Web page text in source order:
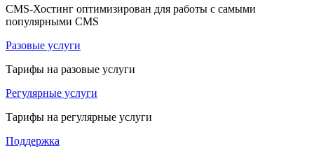
CMS-Хостинг оптимизирован для работы с самыми
популярными CMS
Разовые услуги
Тарифы на разовые услуги
Регулярные услуги
Тарифы на регулярные услуги
Поддержка